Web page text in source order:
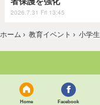
2026.7.31 Fri 13:45
ホーム › 教育イベント › 小学生
Home Facebook